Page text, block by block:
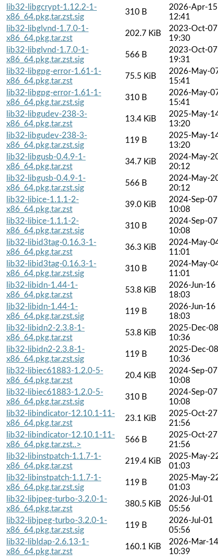
lib32-libgcrypt-1.12.2-1-
x86_64.pkg.tar.zst.sig
310 B
2026-Apr-15
12:41
lib32-libglvnd-1.7.0-1-
x86_64.pkg.tar.zst
202.7 KiB
2023-Oct-07
19:30
lib32-libglvnd-1.7.0-1-
x86_64.pkg.tar.zst.sig
566 B
2023-Oct-07
19:31
lib32-libgpg-error-1.61-1-
x86_64.pkg.tar.zst
75.5 KiB
2026-May-
15:41
lib32-libgpg-error-1.61-1-
x86_64.pkg.tar.zst.sig
310 B
2026-May-
15:41
lib32-libgudev-238-3-
x86_64.pkg.tar.zst
13.4 KiB
2025-May-
13:20
lib32-libgudev-238-3-
x86_64.pkg.tar.zst.sig
119 B
2025-May-
13:20
lib32-libgusb-0.4.9-1-
x86_64.pkg.tar.zst
34.7 KiB
2024-May-
20:12
lib32-libgusb-0.4.9-1-
x86_64.pkg.tar.zst.sig
566 B
2024-May-
20:12
lib32-libice-1.1.1-2-
x86_64.pkg.tar.zst
39.0 KiB
2024-Sep-07
10:08
lib32-libice-1.1.1-2-
x86_64.pkg.tar.zst.sig
310 B
2024-Sep-07
10:08
lib32-libid3tag-0.16.3-1-
x86_64.pkg.tar.zst
36.3 KiB
2024-May-
11:01
lib32-libid3tag-0.16.3-1-
x86_64.pkg.tar.zst.sig
310 B
2024-May-
11:01
lib32-libidn-1.44-1-
x86_64.pkg.tar.zst
53.8 KiB
2026-Jun-16
18:03
lib32-libidn-1.44-1-
x86_64.pkg.tar.zst.sig
119 B
2026-Jun-16
18:03
lib32-libidn2-2.3.8-1-
x86_64.pkg.tar.zst
53.8 KiB
2025-Dec-08
10:36
lib32-libidn2-2.3.8-1-
x86_64.pkg.tar.zst.sig
119 B
2025-Dec-08
10:36
lib32-libiec61883-1.2.0-5-
x86_64.pkg.tar.zst
20.4 KiB
2024-Sep-07
10:08
lib32-libiec61883-1.2.0-5-
x86_64.pkg.tar.zst.sig
310 B
2024-Sep-07
10:08
lib32-libindicator-12.10.1-11-
x86_64.pkg.tar.zst
23.1 KiB
2025-Oct-27
21:56
lib32-libindicator-12.10.1-11-
x86_64.pkg.tar.zst..>
566 B
2025-Oct-27
21:56
lib32-libinstpatch-1.1.7-1-
x86_64.pkg.tar.zst
219.4 KiB
2025-May-
01:03
lib32-libinstpatch-1.1.7-1-
x86_64.pkg.tar.zst.sig
119 B
2025-May-
01:03
lib32-libjpeg-turbo-3.2.0-1-
x86_64.pkg.tar.zst
380.5 KiB
2026-Jul-01
05:56
lib32-libjpeg-turbo-3.2.0-1-
x86_64.pkg.tar.zst.sig
119 B
2026-Jul-01
05:56
lib32-libldap-2.6.13-1-
x86_64.pkg.tar.zst
160.1 KiB
2026-Mar-14
10:39